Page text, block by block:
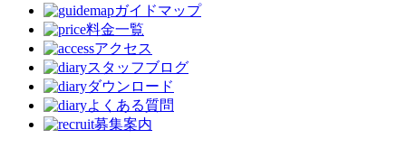
ガイドマップ
料金一覧
アクセス
スタッフブログ
ダウンロード
よくある質問
募集案内